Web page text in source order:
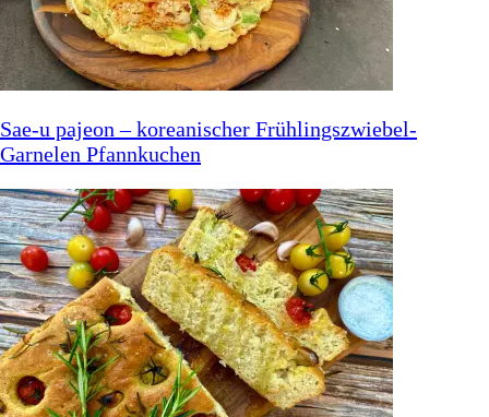
Sae-u pajeon – koreanischer Frühlingszwiebel-
Garnelen Pfannkuchen